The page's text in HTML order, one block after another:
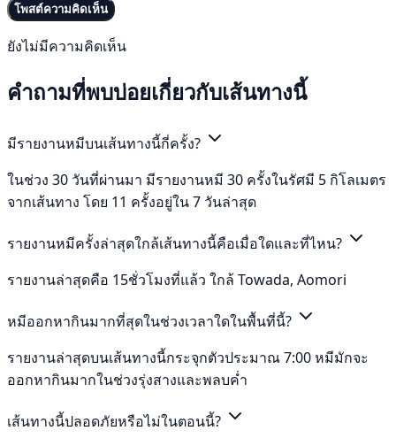
โพสต์ความคิดเห็น
ยังไม่มีความคิดเห็น
คำถามที่พบบ่อยเกี่ยวกับเส้นทางนี้
มีรายงานหมีบนเส้นทางนี้กี่ครั้ง?
ในช่วง 30 วันที่ผ่านมา มีรายงานหมี 30 ครั้งในรัศมี 5 กิโลเมตร
จากเส้นทาง โดย 11 ครั้งอยู่ใน 7 วันล่าสุด
รายงานหมีครั้งล่าสุดใกล้เส้นทางนี้คือเมื่อใดและที่ไหน?
รายงานล่าสุดคือ 15ชั่วโมงที่แล้ว ใกล้ Towada, Aomori
หมีออกหากินมากที่สุดในช่วงเวลาใดในพื้นที่นี้?
รายงานล่าสุดบนเส้นทางนี้กระจุกตัวประมาณ 7:00 หมีมักจะ
ออกหากินมากในช่วงรุ่งสางและพลบค่ำ
เส้นทางนี้ปลอดภัยหรือไม่ในตอนนี้?